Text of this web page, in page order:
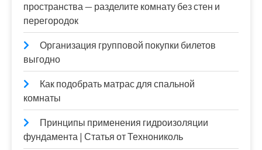
пространства — разделите комнату без стен и
перегородок
Организация групповой покупки билетов
выгодно
Как подобрать матрас для спальной
комнаты
Принципы применения гидроизоляции
фундамента | Статья от Технониколь